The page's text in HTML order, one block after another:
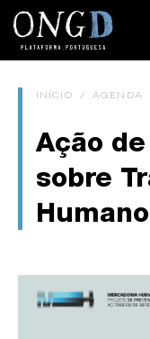
INÍCIO / AGENDA
Ação
sobre